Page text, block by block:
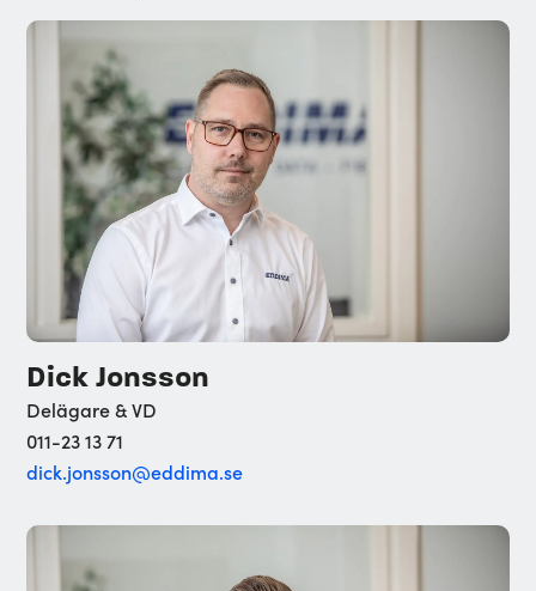
Dick Jonsson
Delägare & VD
011-23 13 71
dick.jonsson@eddima.se